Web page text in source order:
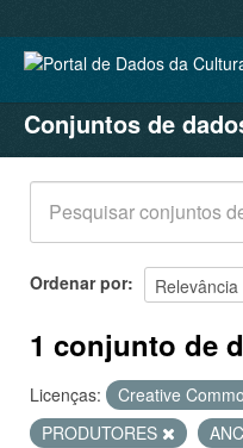
CONJUNTOS DE DADOS
ORGANIZAÇÕES
GRUPOS
SOBRE
Conjuntos de
Ordenar por
1 conjunto de
Licenças: Creative
PRODUTORES